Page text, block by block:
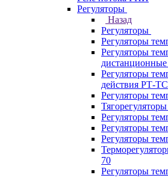
Регуляторы
Назад
Регуляторы
Регуляторы
Регуляторы
Регуляторы
действия РТ-ТС
Регуляторы
Регуляторы
Регуляторы
Регуляторы
70
Регуляторы